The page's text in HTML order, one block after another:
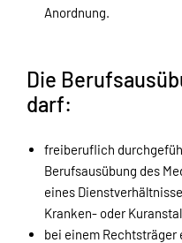
Anordnung.
Die
darf:
freiberuflich
Berufsausübung des
eines
Kranken- oder
bei einem